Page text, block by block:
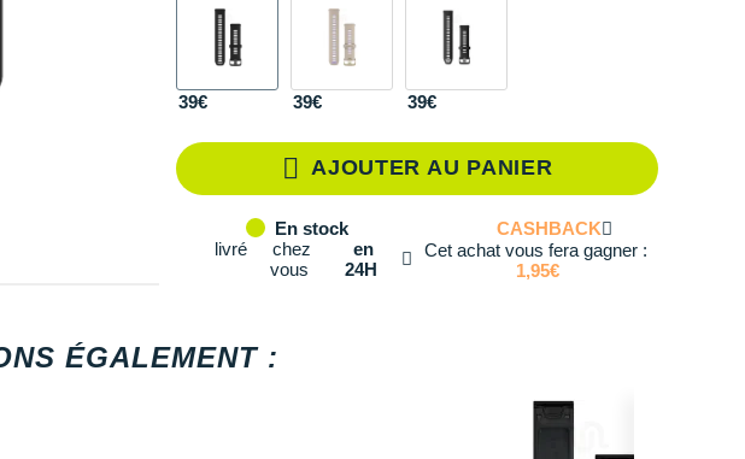
39€ 39€ 39€
AJOUTER AU PANIER
En stock
livré
chez
vous
en
24H
CASHBACK
Cet achat vous fera gagner :
1,95€
ÉGALEMENT :